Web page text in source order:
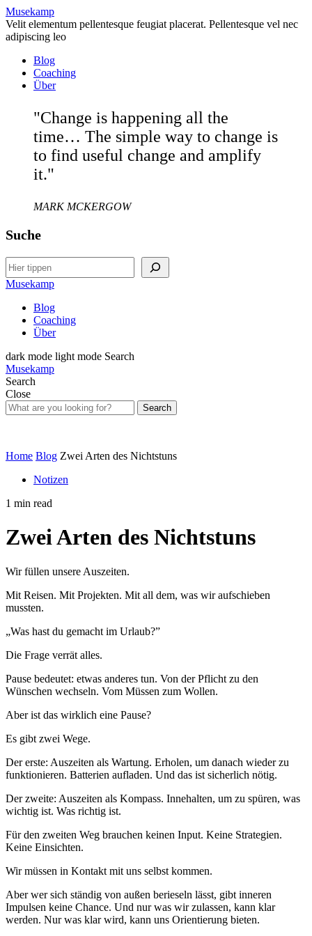
Musekamp
Velit elementum pellentesque feugiat placerat. Pellentesque vel nec
adipiscing leo
Blog
Coaching
Über
"Change is happening all the
time… The simple way to change is
to find useful change and amplify
it."
MARK MCKERGOW
Suche
Search
Musekamp
Blog
Coaching
Über
dark mode light mode Search
Musekamp
Search
Close
Search
Home Blog Zwei Arten des Nichtstuns
Notizen
1 min read
Zwei Arten des Nichtstuns
Wir füllen unsere Auszeiten.
Mit Reisen. Mit Projekten. Mit all dem, was wir aufschieben
mussten.
„Was hast du gemacht im Urlaub?”
Die Frage verrät alles.
Pause bedeutet: etwas anderes tun. Von der Pflicht zu den
Wünschen wechseln. Vom Müssen zum Wollen.
Aber ist das wirklich eine Pause?
Es gibt zwei Wege.
Der erste: Auszeiten als Wartung. Erholen, um danach wieder zu
funktionieren. Batterien aufladen. Und das ist sicherlich nötig.
Der zweite: Auszeiten als Kompass. Innehalten, um zu spüren, was
wichtig ist. Was richtig ist.
Für den zweiten Weg brauchen keinen Input. Keine Strategien.
Keine Einsichten.
Wir müssen in Kontakt mit uns selbst kommen.
Aber wer sich ständig von außen berieseln lässt, gibt inneren
Impulsen keine Chance. Und nur was wir zulassen, kann klar
werden. Nur was klar wird, kann uns Orientierung bieten.